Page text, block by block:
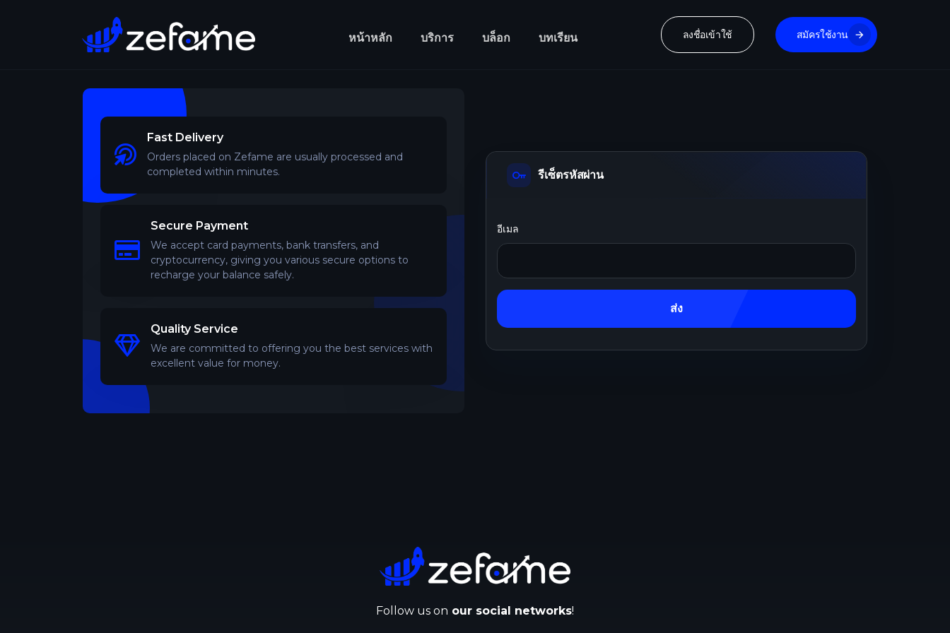
หน้าหลัก บริการ บล็อก บทเรียน ลงชื่อเข้าใช้ สมัครใช้งาน
Fast Delivery
Orders placed on Zefame are usually processed and
completed within minutes.
Secure Payment
We accept card payments, bank transfers, and
cryptocurrency, giving you various secure options to
recharge your balance safely.
Quality Service
We are committed to offering you the best services with
excellent value for money.
รีเซ็ตรหัสผ่าน
อีเมล
ส่ง
Follow us on our social networks!